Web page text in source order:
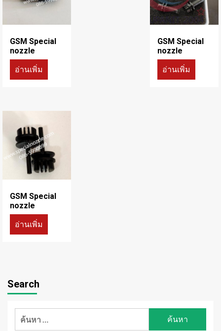
GSM Special
nozzle
อ่านเพิ่ม
GSM Special
nozzle
อ่านเพิ่ม
GSM Special
nozzle
อ่านเพิ่ม
Search
ค้นหา